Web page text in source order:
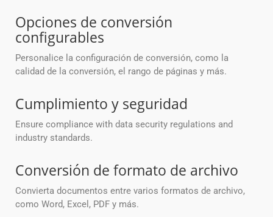
Opciones de conversión
configurables
Personalice la configuración de conversión, como la
calidad de la conversión, el rango de páginas y más.
Cumplimiento y seguridad
Ensure compliance with data security regulations and
industry standards.
Conversión de formato de archivo
Convierta documentos entre varios formatos de archivo,
como Word, Excel, PDF y más.